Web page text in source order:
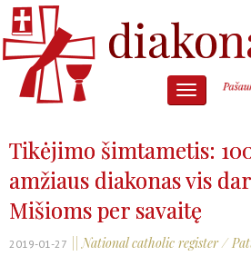
Tikėjimo šimtametis:
amžiaus diakonas vis
Mišioms per savaitę
2019-01-27 || National catholic register /